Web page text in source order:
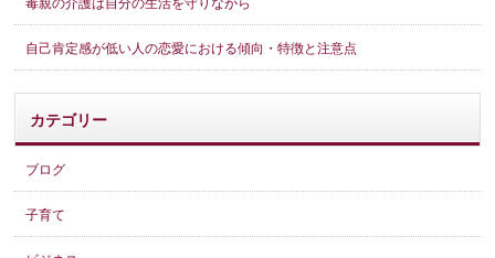
毒親の介護は自分の生活を守りながら
自己肯定感が低い人の恋愛における傾向・特徴と注意点
カテゴリー
ブログ
子育て